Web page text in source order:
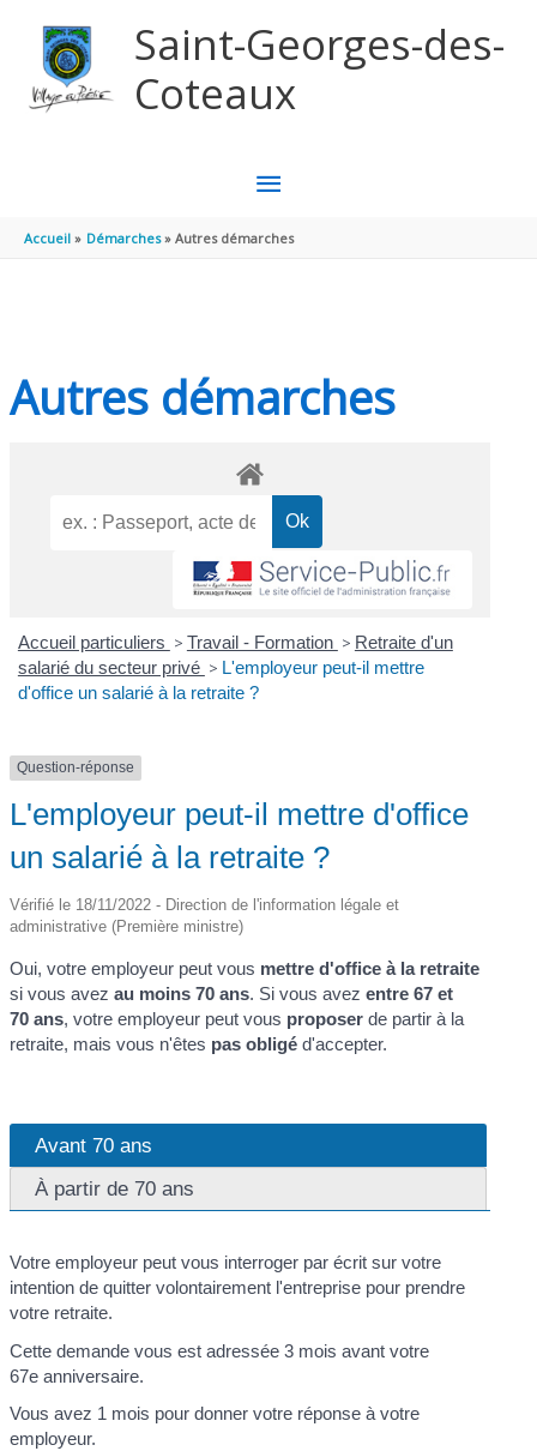
Saint-Georges-des-
Coteaux
MENU
PRINCIPAL
Accueil Démarches Autres démarches
Autres démarches
Accueil particuliers > Travail - Formation > Retraite d'un
salarié du secteur privé > L'employeur peut-il mettre
d'office un salarié à la retraite ?
Question-réponse
L'employeur peut-il mettre d'office
un salarié à la retraite ?
Vérifié le 18/11/2022 - Direction de l'information légale et
administrative (Première ministre)
Oui, votre employeur peut vous mettre d'office à la retraite
si vous avezau moins 70 ans. Si vous avezentre 67 et
70 ans, votre employeur peut vous proposer de partir à la
retraite, mais vous n'êtes pas obligé d'accepter.
Avant 70 ans
À partir de 70 ans
Votre employeur peut vous interroger par écrit sur votre
intention de quitter volontairement l'entreprise pour prendre
votre retraite.
Cette demande vous est adressée 3 mois avant votre
67e anniversaire.
Vous avez 1 mois pour donner votre réponse à votre
employeur.